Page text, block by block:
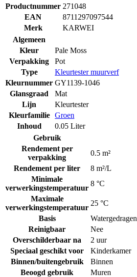
Productnummer 271048
EAN
8711297097544
Merk
KARWEI
Algemeen
Kleur
Pale Moss
Verpakking
Pot
Type
Kleurtester muurverf
Kleurnummer GY1139-1046
Glansgraad
Mat
Lijn
Kleurtester
Kleurfamilie
Groen
Inhoud
0.05 Liter
Gebruik
Rendement per
verpakking
0.5 m²
Rendement per liter
8 m²/L
Minimale
verwerkingstemperatuur
8 °C
Maximale
verwerkingstemperatuur
25 °C
Basis
Watergedragen
Reinigbaar
Nee
Overschilderbaar na
2 uur
Speciaal geschikt voor
Kinderkamer
Binnen/buitengebruik
Binnen
Beoogd gebruik
Muren